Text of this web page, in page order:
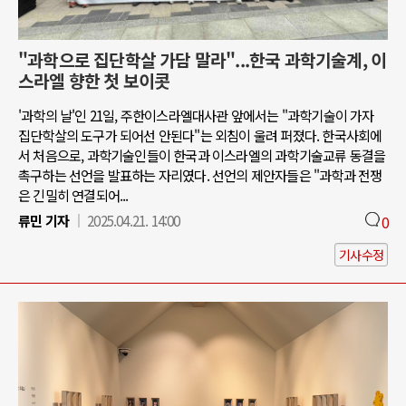
"과학으로 집단학살 가담 말라"...한국 과학기술계, 이
스라엘 향한 첫 보이콧
'과학의 날'인 21일, 주한이스라엘대사관 앞에서는 "과학기술이 가자
집단학살의 도구가 되어선 안된다"는 외침이 울려 퍼졌다. 한국사회에
서 처음으로, 과학기술인들이 한국과 이스라엘의 과학기술교류 동결을
촉구하는 선언을 발표하는 자리였다. 선언의 제안자들은 "과학과 전쟁
은 긴밀히 연결되어...
류민 기자
2025.04.21. 14:00 0
기사수정